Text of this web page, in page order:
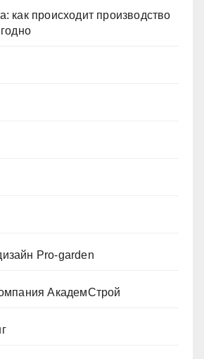
как происходит производство
Pro-garden
АкадемСтрой